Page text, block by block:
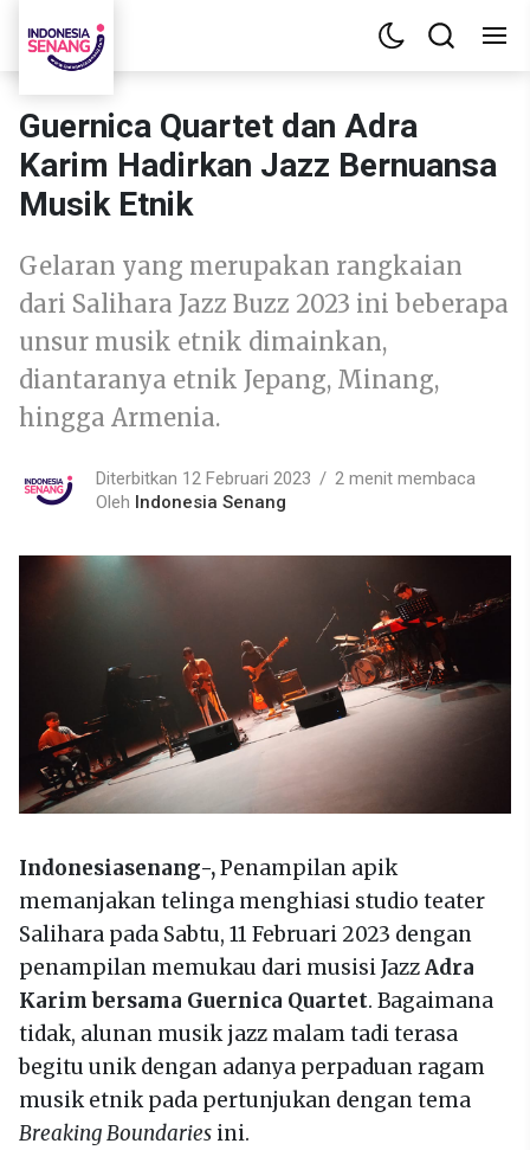
Guernica Quartet dan Adra
Karim Hadirkan Jazz Bernuansa
Musik Etnik
Gelaran yang merupakan rangkaian
dari Salihara Jazz Buzz 2023 ini beberapa
unsur musik etnik dimainkan,
diantaranya etnik Jepang, Minang,
hingga Armenia.
Diterbitkan 12 Februari 2023
2 menit membaca
Oleh Indonesia Senang
Indonesiasenang-,Penampilan apik
memanjakan telinga menghiasi studio teater
Salihara pada Sabtu, 11 Februari 2023 dengan
penampilan memukau dari musisi JazzAdra
Karim bersama Guernica Quartet. Bagaimana
tidak, alunan musik jazz malam tadi terasa
begitu unik dengan adanya perpaduan ragam
musik etnik pada pertunjukan dengan tema
Breaking Boundaries ini.